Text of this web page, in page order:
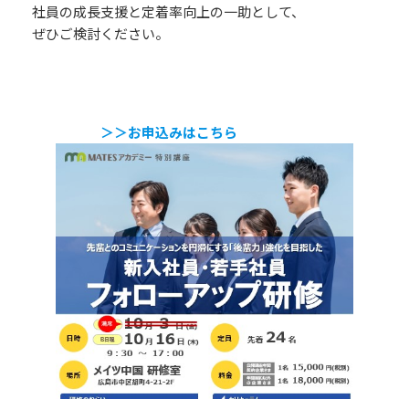
サービス
社員の成長支援と定着率向上の一助として、
ぜひご検討ください。
＞＞お申込みはこちら